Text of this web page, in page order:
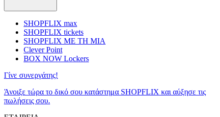
SHOPFLIX max
SHOPFLIX tickets
SHOPFLIX ΜΕ ΤΗ ΜΙΑ
Clever Point
BOX NOW Lockers
Γίνε συνεργάτης!
Άνοιξε τώρα το δικό σου κατάστημα SHOPFLIX και αύξησε τις
πωλήσεις σου.